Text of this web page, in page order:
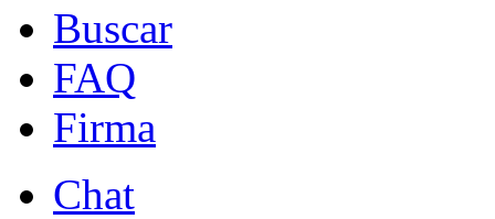
Buscar
FAQ
Firma
Chat